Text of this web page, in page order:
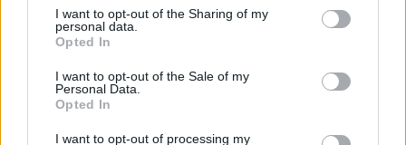
not limited to your visit or usage behaviour. You may click to
grant or deny consent to Google and its third-party tags to
use your data for below specified purposes in below Google
consent section.
I want to opt-out of the Sharing of my
personal data.
Opted In
I want to opt-out of the Sale of my
Personal Data.
Opted In
I want to opt-out of processing my